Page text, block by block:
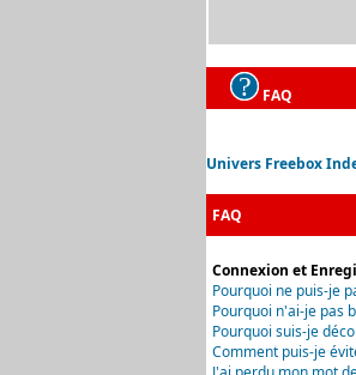
FAQ
Univers Freebox
FAQ
Connexion et
Pourquoi ne puis-je
Pourquoi n'ai-je pas
Pourquoi suis-je
Comment puis-je